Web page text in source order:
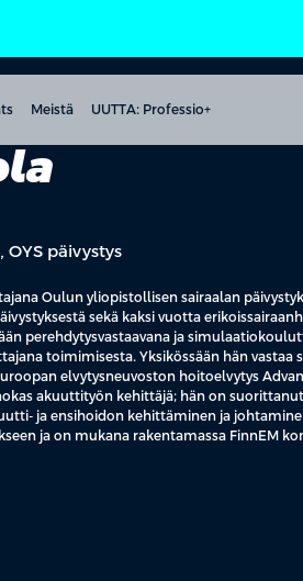
Meistä UUTTA: Professio+
päivystys
Oulun yliopistollisen sairaalan
sekä kaksi vuotta
perehdytysvastaavana ja
toimimisesta. Yksikössään hän vastaa
elvytysneuvoston hoitoelvytys
akuuttityön kehittäjä; hän on
ja ensihoidon kehittäminen ja
ja on mukana rakentamassa FinnEM